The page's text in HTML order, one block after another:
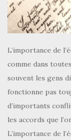
L’importance de
comme dans
souvent les gens
fonctionne pas
d’importants
les accords que
L’importance de